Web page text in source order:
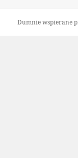
Dumnie wspierane